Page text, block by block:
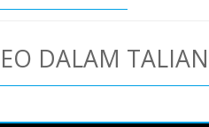
DALAM TALIAN